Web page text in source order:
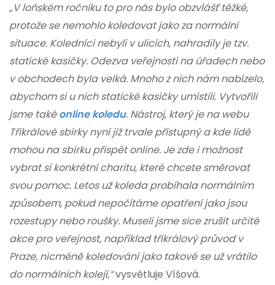
„V loňském ročníku to pro nás bylo obzvlášť těžké,
protože se nemohlo koledovat jako za normální
situace. Koledníci nebyli v ulicích, nahradily je tzv.
statické kasičky. Odezva veřejnosti na úřadech nebo
v obchodech byla velká. Mnoho z nich nám nabízelo,
abychom si u nich statické kasičky umístili. Vytvořili
jsme takéonline koledu. Nástroj, který je na webu
Tříkrálové sbírky nyní již trvale přístupný a kde lidé
mohou na sbírku přispět online. Je zde i možnost
vybrat si konkrétní charitu, které chcete směrovat
svou pomoc. Letos už koleda probíhala normálním
způsobem, pokud nepočítáme opatření jako jsou
rozestupy nebo roušky. Museli jsme sice zrušit určité
akce pro veřejnost, například tříkrálový průvod v
Praze, nicméně koledování jako takové se už vrátilo
do normálních kolejí,“vysvětluje Víšová.